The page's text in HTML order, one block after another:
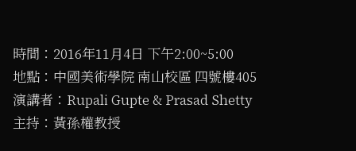
時間：2016年11月4日 下午2:00~5:00
地點：中國美術學院 南山校區 四號樓405
演講者：Rupali Gupte & Prasad Shetty
主持：黃孫權教授